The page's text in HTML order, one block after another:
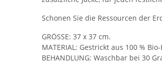
Schonen Sie die Ressourcen der
GRÖSSE: 37 x 37 cm.
MATERIAL: Gestrickt aus 100 %
BEHANDLUNG: Waschbar bei 30